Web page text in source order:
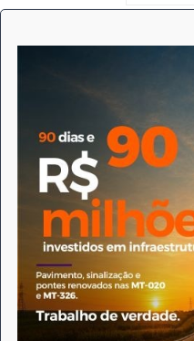
SIGA-NOS
Expediente
opioneiroj@gmail.com